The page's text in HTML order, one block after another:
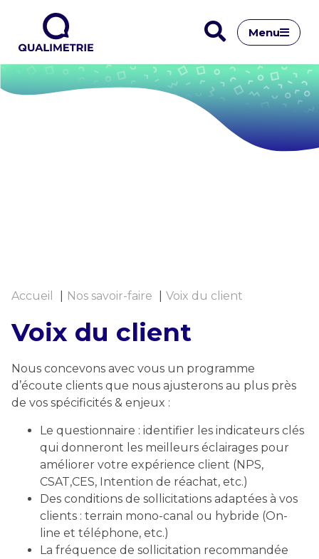
Menu
Accueil Nos savoir-faire Voix du client
Voix du client
Nous concevons avec vous un programme
d’écoute clients que nous ajusterons au plus près
de vos spécificités & enjeux :
Le questionnaire : identifier les indicateurs clés
qui donneront les meilleurs éclairages pour
améliorer votre expérience client (NPS,
CSAT,CES, Intention de réachat, etc.)
Des conditions de sollicitations adaptées à vos
clients : terrain mono-canal ou hybride (On-
line et téléphone, etc.)
La fréquence de sollicitation recommandée